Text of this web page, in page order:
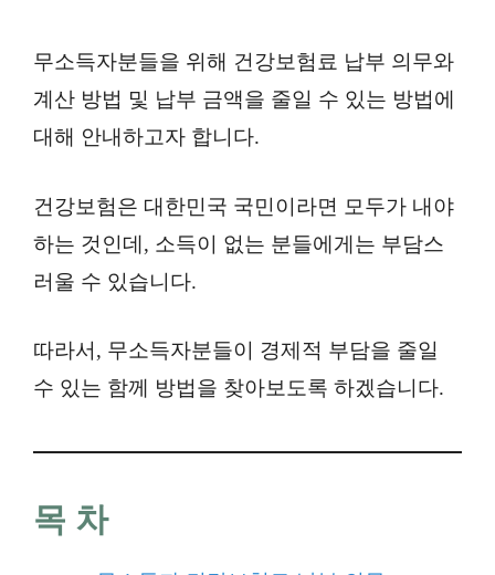
무소득자분들을 위해 건강보험료 납부 의무와
계산 방법 및 납부 금액을 줄일 수 있는 방법에
대해 안내하고자 합니다.
건강보험은 대한민국 국민이라면 모두가 내야
하는 것인데, 소득이 없는 분들에게는 부담스
러울 수 있습니다.
따라서, 무소득자분들이 경제적 부담을 줄일
수 있는 함께 방법을 찾아보도록 하겠습니다.
목 차